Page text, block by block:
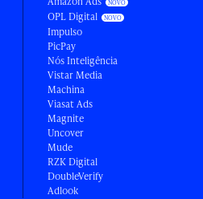
OPL Digital
Impulso
PicPay
Nós Inteligência
Vistar Media
Machina
Viasat Ads
Magnite
Uncover
Mude
RZK Digital
DoubleVerify
Adlook